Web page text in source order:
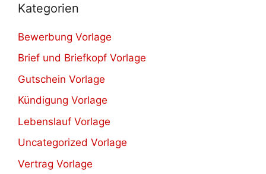
Kategorien
Bewerbung Vorlage
Brief und Briefkopf Vorlage
Gutschein Vorlage
Kündigung Vorlage
Lebenslauf Vorlage
Uncategorized Vorlage
Vertrag Vorlage